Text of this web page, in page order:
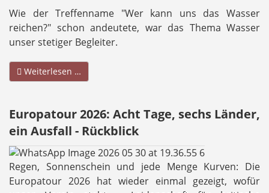
Wie der Treffenname "Wer kann uns das Wasser
reichen?" schon andeutete, war das Thema Wasser
unser stetiger Begleiter.
Weiterlesen …
Europatour 2026: Acht Tage, sechs Länder,
ein Ausfall - Rückblick
Regen, Sonnenschein und jede Menge Kurven: Die
Europatour 2026 hat wieder einmal gezeigt, wofür